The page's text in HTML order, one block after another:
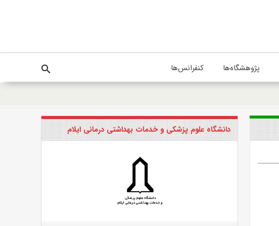
پژوهشگاه‌ها کنفرانس‌ها search
دانشگاه علوم پزشکی و خدمات بهداشتی درمانی ایلام